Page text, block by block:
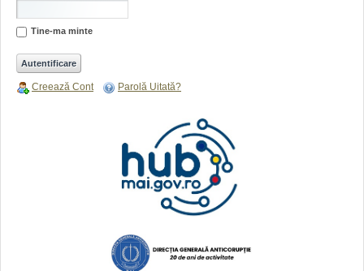
Tine-ma minte
Creează Cont Parolă Uitată?